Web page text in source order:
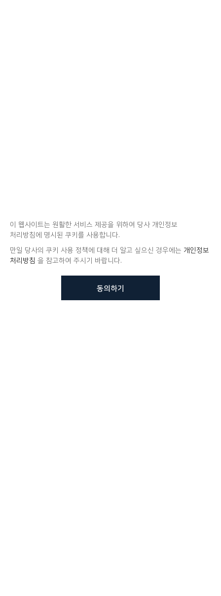
이 웹사이트는 원활한 서비스 제공을 위하여 당사 개인정보
처리방침에 명시된 쿠키를 사용합니다.
만일 당사의 쿠키 사용 정책에 대해 더 알고 싶으신 경우에는 개인정보
처리방침 을 참고하여 주시기 바랍니다.
동의하기